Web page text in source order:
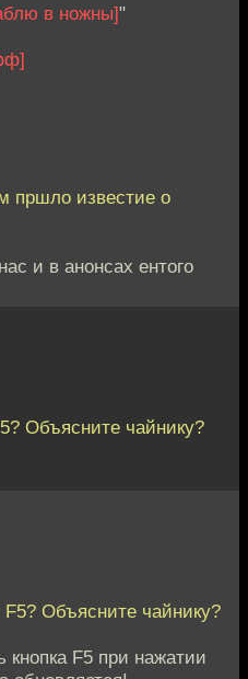
в ножны]"
пршло известие о
и в анонсах ентого
Объясните чайнику?
Объясните чайнику?
кнопка F5 при нажатии